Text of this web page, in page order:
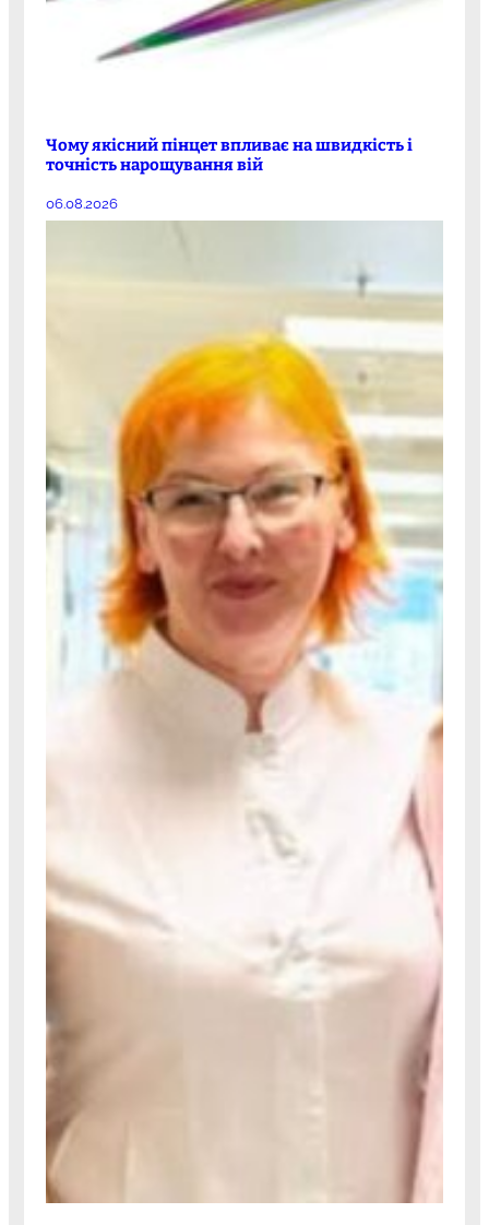
Чому якісний пінцет впливає на швидкість і
точність нарощування вій
06.08.2026